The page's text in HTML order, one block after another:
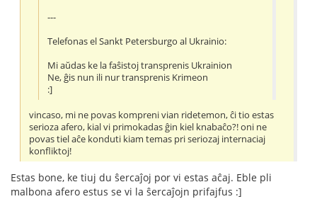
---
Telefonas el Sankt Petersburgo al Ukrainio:
Mi aŭdas ke la faŝistoj transprenis Ukrainion
Ne, ĝis nun ili nur transprenis Krimeon
:]
vincaso, mi ne povas kompreni vian ridetemon, ĉi tio estas
serioza afero, kial vi primokadas ĝin kiel knabaĉo?! oni ne
povas tiel aĉe konduti kiam temas pri seriozaj internaciaj
konfliktoj!
Estas bone, ke tiuj du ŝercaĵoj por vi estas aĉaj. Eble pli
malbona afero estus se vi la ŝercaĵojn prifajfus :]